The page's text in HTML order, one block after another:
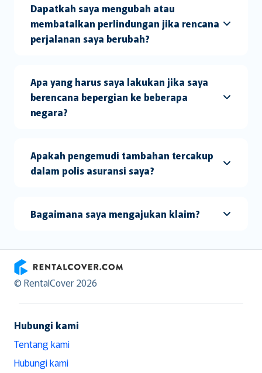
Dapatkah saya mengubah atau
membatalkan perlindungan jika rencana
perjalanan saya berubah?
Apa yang harus saya lakukan jika saya
berencana bepergian ke beberapa
negara?
Apakah pengemudi tambahan tercakup
dalam polis asuransi saya?
Bagaimana saya mengajukan klaim?
RentalCover
© RentalCover 2026
Hubungi kami
Tentang kami
Hubungi kami